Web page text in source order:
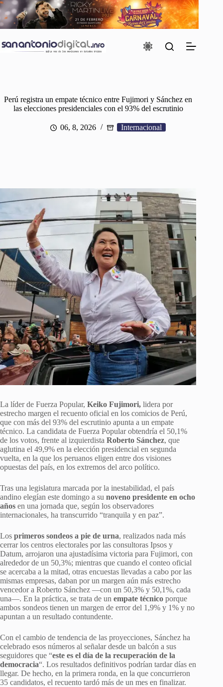
Saltar
al
contenido
Perú registra un empate técnico entre Fujimori y Sánchez en
las elecciones presidenciales con el 93% del escrutinio
06, 8, 2026 Internacional
La líder de Fuerza Popular, Keiko Fujimori, lidera por
estrecho margen el recuento oficial en los comicios de Perú,
que con más del 93% del escrutinio apunta a un empate
técnico. La candidata de Fuerza Popular obtendría el 50,1%
de los votos, frente al izquierdista Roberto Sánchez, que
aglutina el 49,9% en la elección presidencial en segunda
vuelta, en la que los peruanos eligen entre dos visiones
opuestas del país, en los extremos del arco político.
Tras una legislatura marcada por la inestabilidad, el país
andino elegían este domingo a su noveno presidente en ocho
años en una jornada que, según los observadores
internacionales, ha transcurrido “tranquila y en paz”.
Los primeros sondeos a pie de urna, realizados nada más
cerrar los centros electorales por las consultoras Ipsos y
Datum, arrojaron una ajustadísima victoria para Fujimori, con
alrededor de un 50,3%; mientras que cuando el conteo oficial
se acercaba a la mitad, otras encuestas llevadas a cabo por las
mismas empresas, daban por un margen aún más estrecho
vencedor a Roberto Sánchez —con un 50,3% y 50,1%, cada
una—. En la práctica, se trata de un empate técnico porque
ambos sondeos tienen un margen de error del 1,9% y 1% y no
apuntan a un resultado contundente.
Con el cambio de tendencia de las proyecciones, Sánchez ha
celebrado esos números al señalar desde un balcón a sus
seguidores que “este es el día de la recuperación de la
democracia“. Los resultados definitivos podrían tardar días en
llegar. De hecho, en la primera ronda, en la que concurrieron
35 candidatos, el recuento tardó más de un mes en finalizar.